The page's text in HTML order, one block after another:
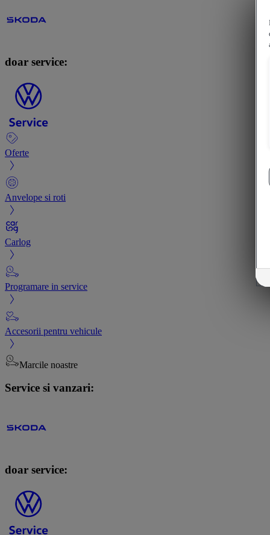
doar service:
Oferte
Anvelope si roti
Carlog
Programare in service
Accesorii pentru vehicule
Marcile noastre
Service si vanzari:
doar service: